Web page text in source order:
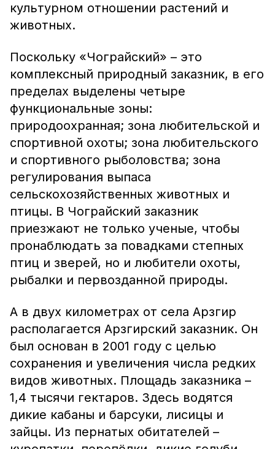
культурном отношении растений и
животных.
Поскольку «Чограйский» – это
комплексный природный заказник, в его
пределах выделены четыре
функциональные зоны:
природоохранная; зона любительской и
спортивной охоты; зона любительского
и спортивного рыболовства; зона
регулирования выпаса
сельскохозяйственных животных и
птицы. В Чограйский заказник
приезжают не только ученые, чтобы
пронаблюдать за повадками степных
птиц и зверей, но и любители охоты,
рыбалки и первозданной природы.
А в двух километрах от села Арзгир
располагается Арзгирский заказник. Он
был основан в 2001 году с целью
сохранения и увеличения числа редких
видов животных. Площадь заказника –
1,4 тысячи гектаров. Здесь водятся
дикие кабаны и барсуки, лисицы и
зайцы. Из пернатых обитателей –